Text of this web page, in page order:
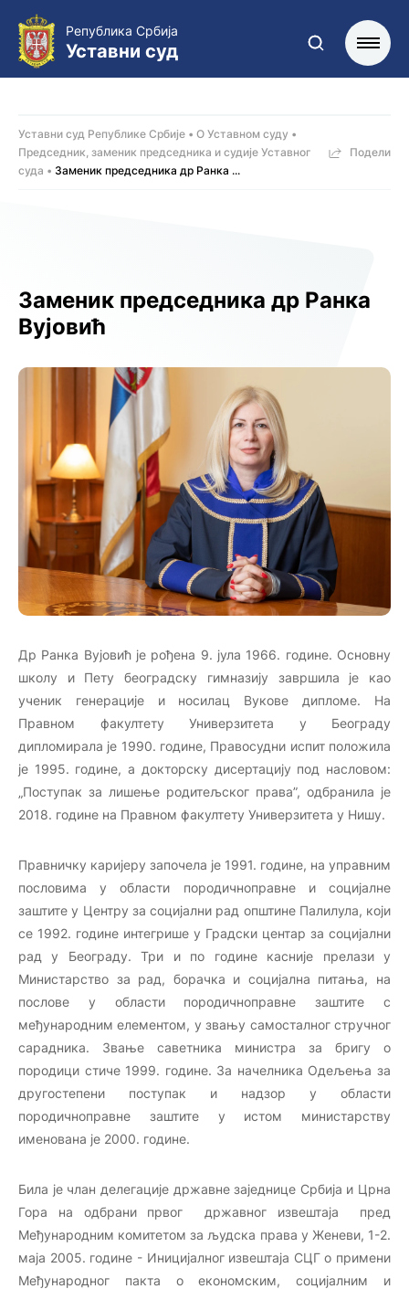
Република Србија
Уставни суд
Заменик председника др Ранка
Вујовић
Др Ранка Вујовић је рођена 9. јула 1966. године. Основну
школу и Пету београдску гимназију завршила је као
ученик генерације и носилац Вукове дипломе. На
Правном факултету Универзитета у Београду
дипломирала је 1990. године, Правосудни испит положила
је 1995. године, а докторску дисертацију под насловом:
„Поступак за лишење родитељског права”, одбранила је
2018. године на Правном факултету Универзитета у Нишу.
Правничку каријеру започела је 1991. године, на управним
пословима у области породичноправне и социјалне
заштите у Центру за социјални рад општине Палилула, који
се 1992. године интегрише у Градски центар за социјални
рад у Београду. Три и по године касније прелази у
Министарство за рад, борачка и социјална питања, на
послове у области породичноправне заштите с
међународним елементом, у звању самосталног стручног
сарадника. Звање саветника министра за бригу о
породици стиче 1999. године. За начелника Одељења за
другостепени поступак и надзор у области
породичноправне заштите у истом министарству
именована је 2000. године.
Била је члан делегације државне заједнице Србија и Црна
Гора на одбрани првог државног извештаја пред
Међународним комитетом за људска права у Женеви, 1-2.
маја 2005. године - Иницијалног извештаја СЦГ о примени
Међународног пакта о економским, социјалним и
Уставни суд Републике Србије
О Уставном суду
Председник, заменик председника и судије Уставног
суда
Заменик председника др Ранка ...
Подели